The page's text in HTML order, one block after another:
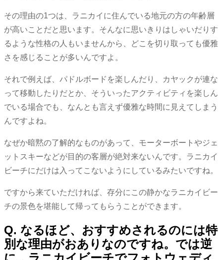
その理由の1つは、ラニカイに住んでいる地元の方の年齢層
が高いことだと思います。そんなに思いきりはしゃいだりす
るような性格の人もいませんから、どこを切り取っても優雅
さを感じることが多いんですよ。
それで例えば、パドルボードを楽しんだり、カヤックが連な
って移動したりだとか、そういったアクティビティを楽しん
でいる場合でも、なんとも言えず優雅な時間に見えてしまう
んですよね。
なぜか暗黙の了解的なものがあって、モーターボートやジェ
ットスキーなどが目的の客層が絶対来ないんです。ラニカイ
ビーチにだけは入ってこないようにしているみたいですね。
ですから来ていただければ、存分にこの静かなラニカイビー
チの景色を堪能して帰ってもらうことができます。
Q. なるほど、おすすめされるのには特
別な理由がおありなのですね。では逆